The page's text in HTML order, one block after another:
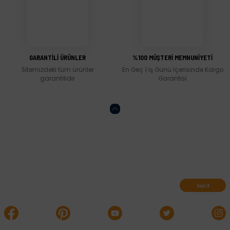
GARANTİLİ ÜRÜNLER
Sitemizdeki tüm ürünler
garantilidir
%100 MÜŞTERİ MEMNUNİYETİ
En Geç 1 İş Günü İçerisinde Kargo
Garantisi
Kayıt Ol